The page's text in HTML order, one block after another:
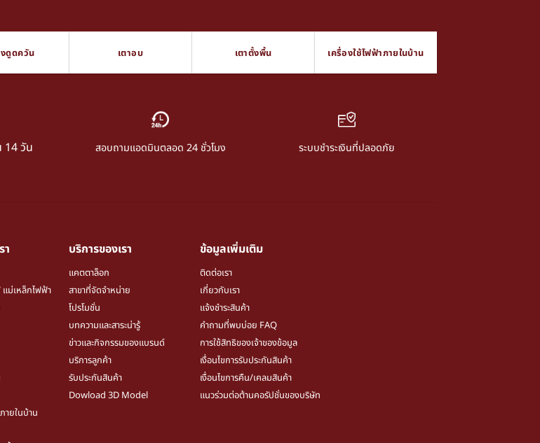
งดูดควัน เตาอบ เตาตั้งพื้น เครื่องใช้ไฟฟ้าภายในบ้าน
14 วัน สอบถามแอดมินตลอด 24 ชั่วโมง ระบบชำระเงินที่ปลอดภัย
า
ม่เหล็กไฟฟ้า
ายในบ้าน
บริการของเรา
แคตตาล็อก
สาขาที่จัดจำหน่าย
โปรโมชั่น
บทความและสาระน่ารู้
ข่าวและกิจกรรมของแบรนด์
บริการลูกค้า
รับประกันสินค้า
Dowload 3D Model
ข้อมูลเพิ่มเติม
ติดต่อเรา
เกี่ยวกับเรา
แจ้งชำระสินค้า
คำถามที่พบบ่อย FAQ
การใช้สิทธิของเจ้าของข้อมูล
เงื่อนไขการรับประกันสินค้า
เงื่อนไขการคืน/เคลมสินค้า
แนวร่วมต่อต้านคอรัปชั่นของบริษัท